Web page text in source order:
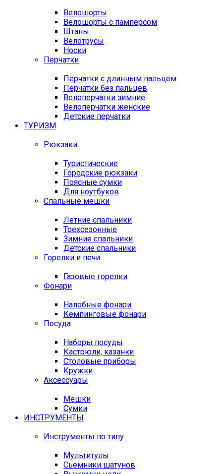
Велошорты
Велошорты с памперсом
Штаны
Велотрусы
Носки
Перчатки
Перчатки с длинным пальцем
Перчатки без пальцев
Велоперчатки зимние
Велоперчатки женские
Детские перчатки
ТУРИЗМ
Рюкзаки
Туристические
Городские рюкзаки
Поясные сумки
Для ноутбуков
Спальные мешки
Летние спальники
Трехсезонные
Зимние спальники
Детские спальники
Горелки и печи
Газовые горелки
Фонари
Налобные фонари
Кемпинговые фонари
Посуда
Наборы посуды
Кастрюли, казанки
Столовые приборы
Кружки
Аксессуары
Мешки
Сумки
ИНСТРУМЕНТЫ
Инструменты по типу
Мультитулы
Сьемники шатунов